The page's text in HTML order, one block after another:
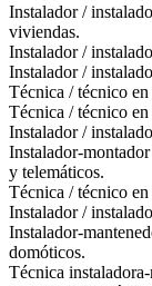
Instalador /
viviendas.
Instalador /
Instalador /
Técnica / técnico
Técnica / técnico
Instalador /
Instalador-
y telemáticos.
Técnica / técnico
Instalador /
Instalador-
domóticos.
Técnica